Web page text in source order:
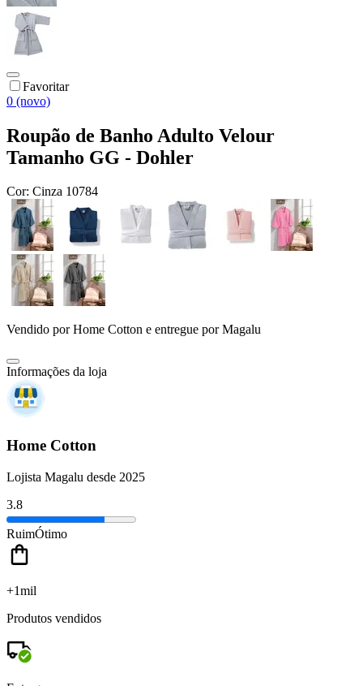
Favoritar
0 (novo)
Roupão de Banho Adulto Velour
Tamanho GG - Dohler
Cor: Cinza 10784
Vendido porHome Cotton e entregue por Magalu
Informações da loja
Home Cotton
Lojista Magalu desde 2025
3.8
RuimÓtimo
+1mil
Produtos vendidos